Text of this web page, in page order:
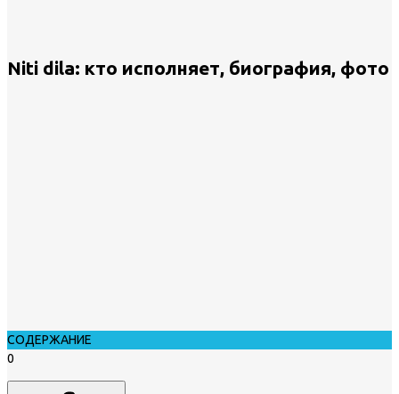
Niti dila: кто исполняет, биография, фото
СОДЕРЖАНИЕ
0